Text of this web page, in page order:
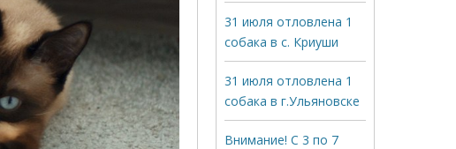
31 июля отловлена 1
собака в с. Криуши
31 июля отловлена 1
собака в г.Ульяновске
Внимание! С 3 по 7